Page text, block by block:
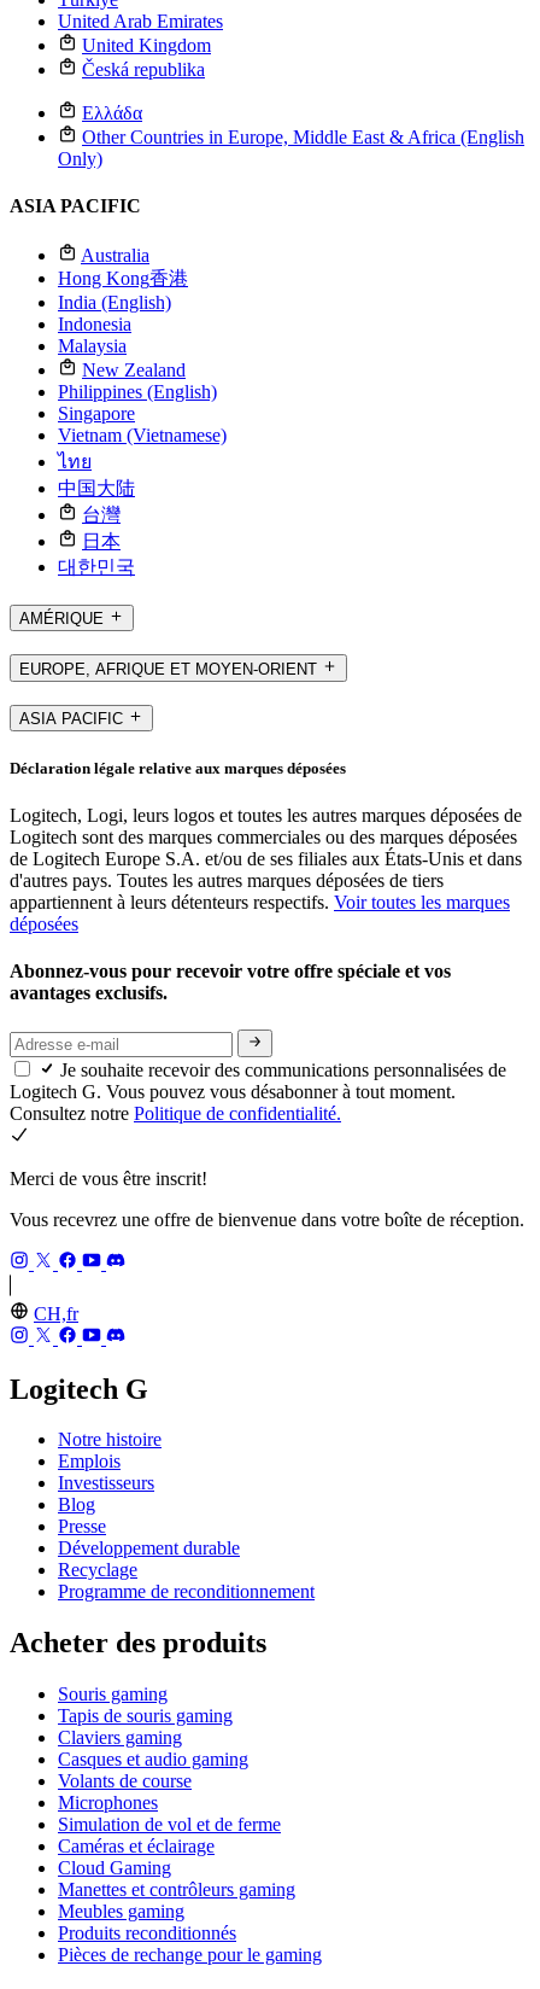
United Arab Emirates
United Kingdom
Česká republika
Ελλάδα
Other Countries in Europe, Middle East & Africa (English
Only)
ASIA PACIFIC
Australia
Hong Kong香港
India (English)
Indonesia
Malaysia
New Zealand
Philippines (English)
Singapore
Vietnam (Vietnamese)
ไทย
中国大陆
台灣
日本
대한민국
AMÉRIQUE
EUROPE, AFRIQUE ET MOYEN-ORIENT
ASIA PACIFIC
Déclaration légale relative aux marques déposées
Logitech, Logi, leurs logos et toutes les autres marques déposées de
Logitech sont des marques commerciales ou des marques déposées
de Logitech Europe S.A. et/ou de ses filiales aux États-Unis et dans
d'autres pays. Toutes les autres marques déposées de tiers
appartiennent à leurs détenteurs respectifs. Voir toutes les marques
déposées
Abonnez-vous pour recevoir votre offre spéciale et vos
avantages exclusifs.
Je souhaite recevoir des communications personnalisées de
Logitech G. Vous pouvez vous désabonner à tout moment.
Consultez notre Politique de confidentialité.
Merci de vous être inscrit!
Vous recevrez une offre de bienvenue dans votre boîte de réception.
CH,fr
Logitech G
Notre histoire
Emplois
Investisseurs
Blog
Presse
Développement durable
Recyclage
Programme de reconditionnement
Acheter des produits
Souris gaming
Tapis de souris gaming
Claviers gaming
Casques et audio gaming
Volants de course
Microphones
Simulation de vol et de ferme
Caméras et éclairage
Cloud Gaming
Manettes et contrôleurs gaming
Meubles gaming
Produits reconditionnés
Pièces de rechange pour le gaming